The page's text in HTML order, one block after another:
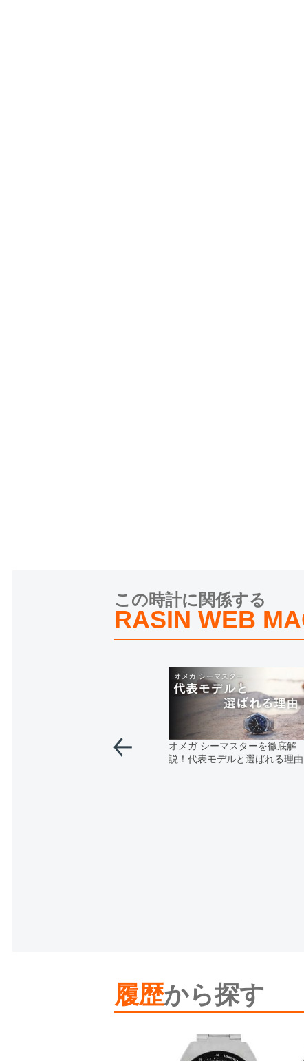
この時計に関係する
RASIN WEB
オメガ シーマスターを徹底解
説！代表モデルと選ばれる理由
履歴から探す